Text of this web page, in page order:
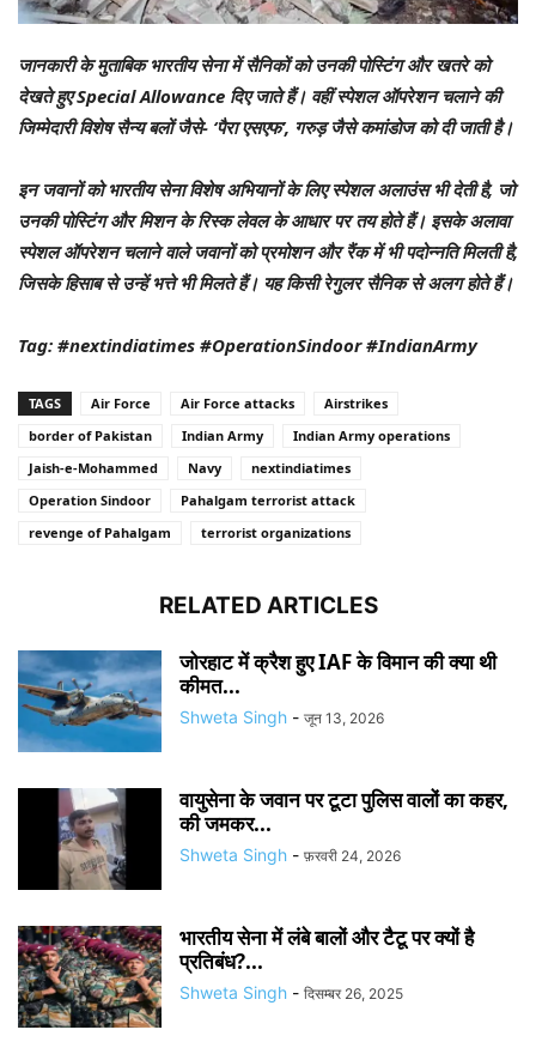
जानकारी के मुताबिक भारतीय सेना में सैनिकों को उनकी पोस्टिंग और खतरे को
देखते हुए Special Allowance दिए जाते हैं। वहीं स्पेशल ऑपरेशन चलाने की
जिम्मेदारी विशेष सैन्य बलों जैसे- ‘पैरा एसएफ’, गरुड़ जैसे कमांडोज को दी जाती है।
इन जवानों को भारतीय सेना विशेष अभियानों के लिए स्पेशल अलाउंस भी देती है, जो
उनकी पोस्टिंग और मिशन के रिस्क लेवल के आधार पर तय होते हैं। इसके अलावा
स्पेशल ऑपरेशन चलाने वाले जवानों को प्रमोशन और रैंक में भी पदोन्नति मिलती है,
जिसके हिसाब से उन्हें भत्ते भी मिलते हैं। यह किसी रेगुलर सैनिक से अलग होते हैं।
Tag: #nextindiatimes #OperationSindoor #IndianArmy
TAGS Air Force Air Force attacks
Airstrikes
border of Pakistan
Indian Army
Indian Army operations
Jaish-e-Mohammed
Navy
nextindiatimes
Operation Sindoor
Pahalgam terrorist attack
revenge of Pahalgam
terrorist organizations
RELATED ARTICLES
जोरहाट में क्रैश हुए IAF के विमान की क्या थी
कीमत...
Shweta Singh - जून 13, 2026
वायुसेना के जवान पर टूटा पुलिस वालों का कहर,
की जमकर...
Shweta Singh - फ़रवरी 24, 2026
भारतीय सेना में लंबे बालों और टैटू पर क्यों है
प्रतिबंध?...
Shweta Singh - दिसम्बर 26, 2025